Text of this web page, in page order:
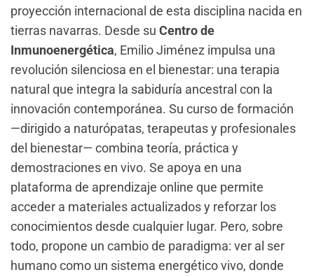
proyección internacional de esta disciplina nacida en
tierras navarras. Desde su Centro de
Inmunoenergética, Emilio Jiménez impulsa una
revolución silenciosa en el bienestar: una terapia
natural que integra la sabiduría ancestral con la
innovación contemporánea. Su curso de formación
—dirigido a naturópatas, terapeutas y profesionales
del bienestar— combina teoría, práctica y
demostraciones en vivo. Se apoya en una
plataforma de aprendizaje online que permite
acceder a materiales actualizados y reforzar los
conocimientos desde cualquier lugar. Pero, sobre
todo, propone un cambio de paradigma: ver al ser
humano como un sistema energético vivo, donde